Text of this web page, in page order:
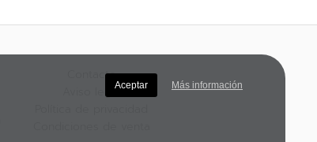
Aceptar Más información
Contacto
Aviso legal